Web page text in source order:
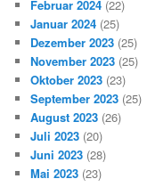
Februar 2024 (22)
Januar 2024 (25)
Dezember 2023 (25)
November 2023 (25)
Oktober 2023 (23)
September 2023 (25)
August 2023 (26)
Juli 2023 (20)
Juni 2023 (28)
Mai 2023 (23)